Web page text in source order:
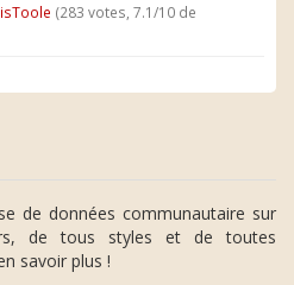
(283 votes, 7.1/10 de
de données communautaire sur
de tous styles et de toutes
savoir plus !